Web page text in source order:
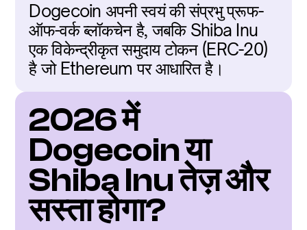
Dogecoin अपनी स्वयं की संप्रभु प्रूफ-
ऑफ-वर्क ब्लॉकचेन है, जबकि Shiba Inu
एक विकेन्द्रीकृत समुदाय टोकन (ERC-20)
है जो Ethereum पर आधारित है।
2026 में
Dogecoin या
Shiba Inu तेज़ और
सस्ता होगा?